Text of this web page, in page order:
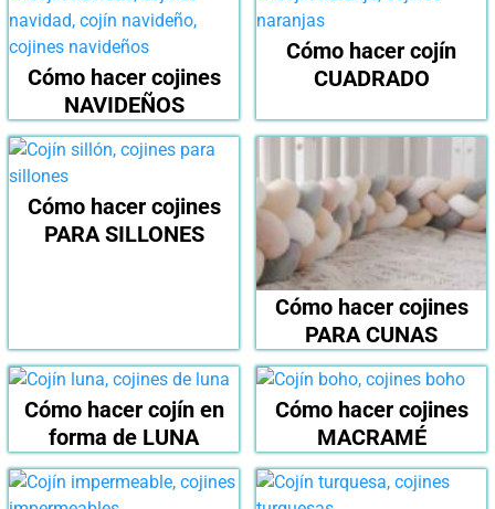
Cómo hacer cojines
NAVIDEÑOS
Cómo hacer cojín
CUADRADO
Cómo hacer cojines
PARA SILLONES
Cómo hacer cojines
PARA CUNAS
Cómo hacer cojín en
forma de LUNA
Cómo hacer cojines
MACRAMÉ